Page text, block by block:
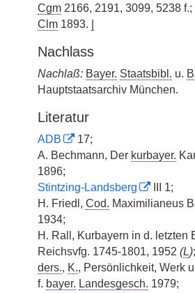
Cgm 2166, 2191, 3099, 5238 f.;
Clm 1893.
Nachlass
Nachlaß: Bayer. Staatsbibl. u.
Hauptstaatsarchiv München.
Literatur
ADB
17;
A. Bechmann, Der kurbayer.
1896;
Stintzing-Landsberg
III 1;
H. Friedl, Cod. Maximilianeus
1934;
H. Rall, Kurbayern in d. letzten
Reichsvfg. 1745-1801, 1952 (L);
ders., K., Persönlichkeit, Werk
f. bayer. Landesgesch. 1979;